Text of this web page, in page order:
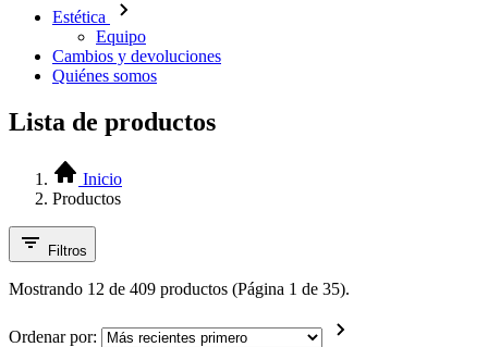
Estética
Equipo
Cambios y devoluciones
Quiénes somos
Lista de productos
Inicio
Productos
Filtros
Mostrando 12 de 409 productos (Página 1 de 35).
Ordenar por: